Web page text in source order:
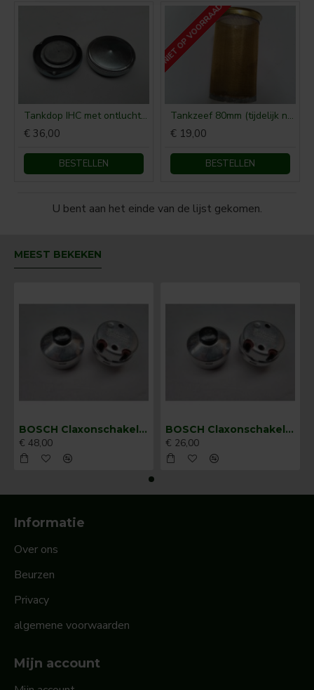
Tankdop IHC met ontluchting
€ 36,00
BESTELLEN
NIET OP VOORRAAD
Tankzeef 80mm (tijdelijk niet leverbaar)
€ 19,00
BESTELLEN
U bent aan het einde van de lijst gekomen.
MEEST BEKEKEN
BOSCH Claxonschakelaar opbouw ⌀ 35 mm 0343013001
€ 48,00
BOSCH Claxonschakelaar opbouw ⌀26 mm 0343007001
€ 26,00
Informatie
Over ons
Beurzen
Privacy
algemene voorwaarden
Mijn account